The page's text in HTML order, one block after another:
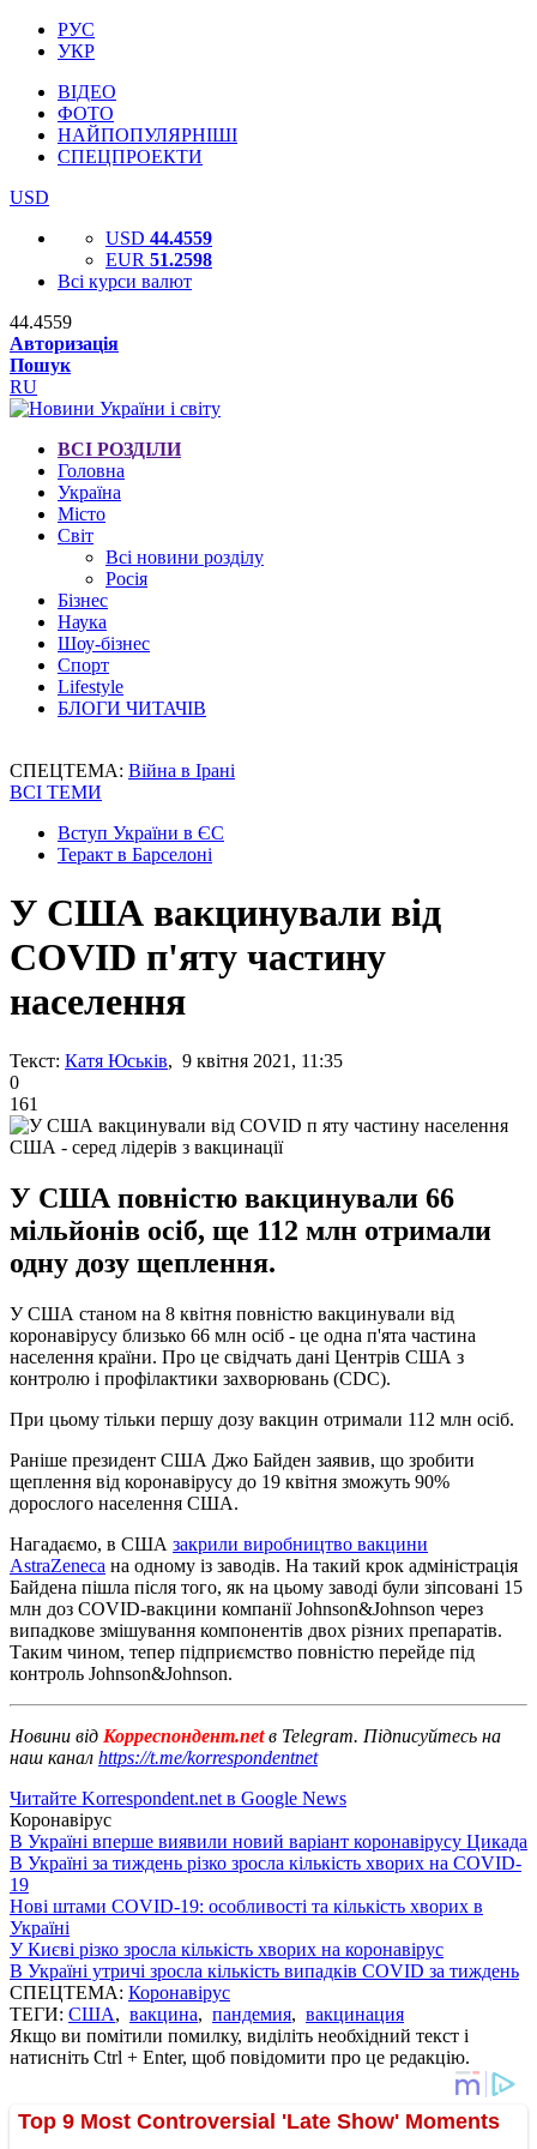
РУС
УКР
ВІДЕО
ФОТО
НАЙПОПУЛЯРНІШІ
СПЕЦПРОЕКТИ
USD
USD 44.4559
EUR 51.2598
Всі курси валют
44.4559
Авторизація
Пошук
RU
ВСІ РОЗДІЛИ
Головна
Україна
Місто
Світ
Всі новини розділу
Росія
Бізнес
Наука
Шоу-бізнес
Спорт
Lifestyle
БЛОГИ ЧИТАЧІВ
СПЕЦТЕМА: Війна в Ірані
ВСІ ТЕМИ
Вступ України в ЄС
Теракт в Барселоні
У США вакцинували від
CОVID п'яту частину
населення
Текст: Катя Юськів, 9 квітня 2021, 11:35
0
161
США - серед лідерів з вакцинації
У США повністю вакцинували 66
мільйонів осіб, ще 112 млн отримали
одну дозу щеплення.
У США станом на 8 квітня повністю вакцинували від
коронавірусу близько 66 млн осіб - це одна п'ята частина
населення країни. Про це свідчать дані Центрів США з
контролю і профілактики захворювань (CDC).
При цьому тільки першу дозу вакцин отримали 112 млн осіб.
Раніше президент США Джо Байден заявив, що зробити
щеплення від коронавірусу до 19 квітня зможуть 90%
дорослого населення США.
Нагадаємо, в США закрили виробництво вакцини
AstraZeneca на одному із заводів. На такий крок адміністрація
Байдена пішла після того, як на цьому заводі були зіпсовані 15
млн доз COVID-вакцини компанії Johnson&Johnson через
випадкове змішування компонентів двох різних препаратів.
Таким чином, тепер підприємство повністю перейде під
контроль Johnson&Johnson.
Новини від Корреспондент.netв Telegram. Підписуйтесь на
наш канал https://t.me/korrespondentnet
Читайте Korrespondent.net в Google News
Коронавірус
В Україні вперше виявили новий варіант коронавірусу Цикада
В Україні за тиждень різко зросла кількість хворих на COVID-
19
Нові штами COVID-19: особливості та кількість хворих в
Україні
У Києві різко зросла кількість хворих на коронавірус
В Україні утричі зросла кількість випадків COVID за тиждень
СПЕЦТЕМА: Коронавірус
ТЕГИ: США, вакцина, пандемия, вакцинация
Якщо ви помітили помилку, виділіть необхідний текст і
натисніть Ctrl + Enter, щоб повідомити про це редакцію.